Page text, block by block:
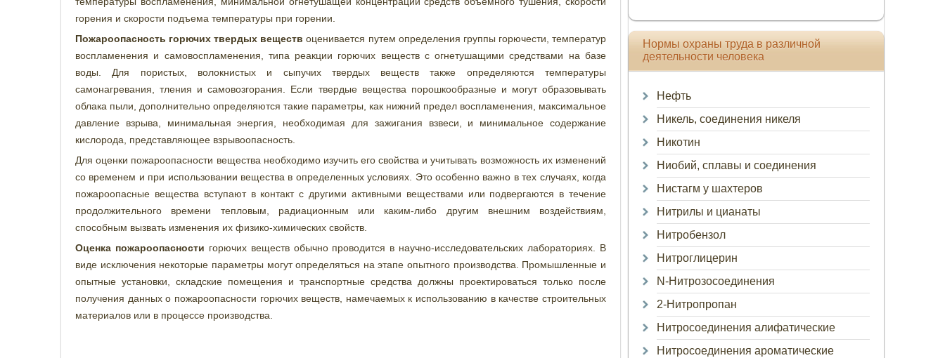
горения и скорости подъема температуры при горении.
Пожароопасность горючих твердых веществ оценивается путем определения группы горючести, температур
воспламенения и самовоспламенения, типа реакции горючих веществ с огнетушащими средствами на базе
воды. Для пористых, волокнистых и сыпучих твердых веществ также определяются температуры
самонагревания, тления и самовозгорания. Если твердые вещества порошкообразные и могут образовывать
облака пыли, дополнительно определяются такие параметры, как нижний предел воспламенения, максимальное
давление взрыва, минимальная энергия, необходимая для зажигания взвеси, и минимальное содержание
кислорода, представляющее взрывоопасность.
Для оценки пожароопасности вещества необходимо изучить его свойства и учитывать возможность их изменений
со временем и при использовании вещества в определенных условиях. Это особенно важно в тех случаях, когда
пожароопасные вещества вступают в контакт с другими активными веществами или подвергаются в течение
продолжительного времени тепловым, радиационным или каким-либо другим внешним воздействиям,
способным вызвать изменения их физико-химических свойств.
Оценка пожароопасности горючих веществ обычно проводится в научно-исследовательских лабораториях. В
виде исключения некоторые параметры могут определяться на этапе опытного производства. Промышленные и
опытные установки, складские помещения и транспортные средства должны проектироваться только после
получения данных о пожароопасности горючих веществ, намечаемых к использованию в качестве строительных
материалов или в процессе производства.
Нормы охраны труда в различной
деятельности человека
Нефть
Никель, соединения никеля
Никотин
Ниобий, сплавы и соединения
Нистагм у шахтеров
Нитрилы и цианаты
Нитробензол
Нитроглицерин
N-Нитрозосоединения
2-Нитропропан
Нитросоединения алифатические
Нитросоединения ароматические